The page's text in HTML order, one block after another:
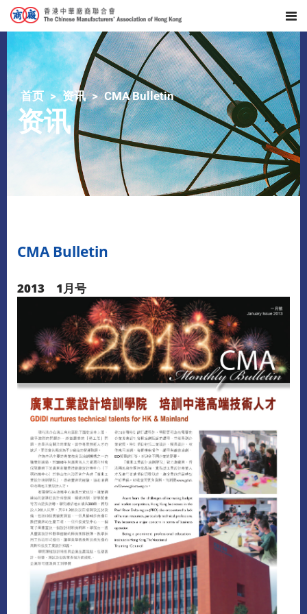
首页 资讯 CMA Bulletin
资讯
CMA Bulletin
2013 1月号